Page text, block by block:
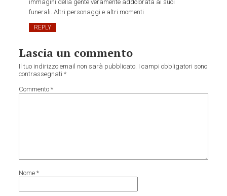
immagini della gente veramente addolorata ai suoi
funerali. Altri personaggi e altri momenti
REPLY
Lascia un commento
Il tuo indirizzo email non sarà pubblicato. I campi obbligatori sono
contrassegnati*
Commento*
Nome*